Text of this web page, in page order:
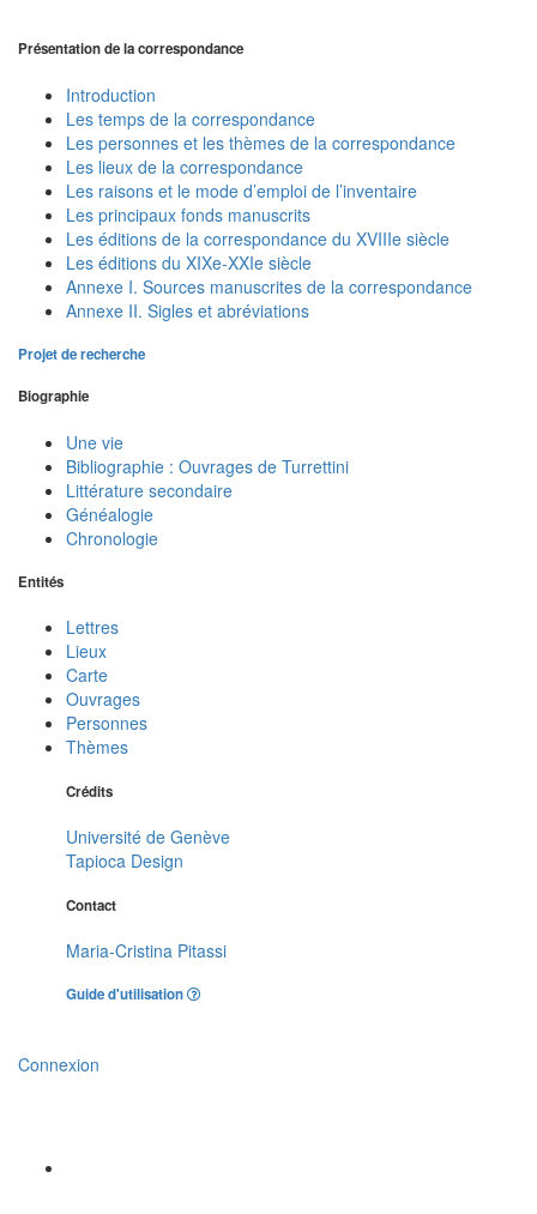
Présentation de la correspondance
Introduction
Les temps de la correspondance
Les personnes et les thèmes de la correspondance
Les lieux de la correspondance
Les raisons et le mode d’emploi de l’inventaire
Les principaux fonds manuscrits
Les éditions de la correspondance du XVIIIe siècle
Les éditions du XIXe-XXIe siècle
Annexe I. Sources manuscrites de la correspondance
Annexe II. Sigles et abréviations
Projet de recherche
Biographie
Une vie
Bibliographie : Ouvrages de Turrettini
Littérature secondaire
Généalogie
Chronologie
Entités
Lettres
Lieux
Carte
Ouvrages
Personnes
Thèmes
Crédits
Université de Genève
Tapioca Design
Contact
Maria-Cristina Pitassi
Guide d'utilisation
Connexion